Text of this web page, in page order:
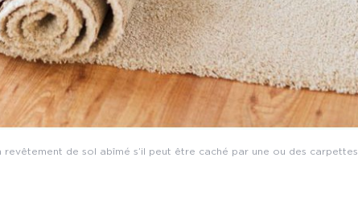
revêtement de sol abîmé s’il peut être caché par une ou des carpettes.